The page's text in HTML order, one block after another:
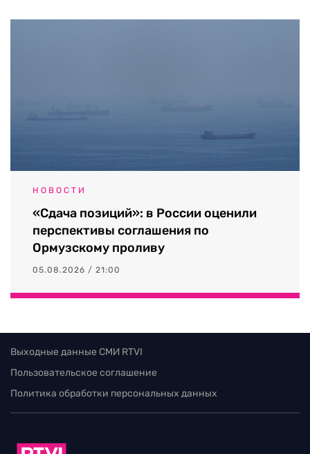
НОВОСТИ
«Сдача позиций»: в России оценили
перспективы соглашения по
Ормузскому проливу
05.08.2026 / 21:00
Выходные данные СМИ RTVI
Пользовательское соглашение
Политика обработки персональных данных